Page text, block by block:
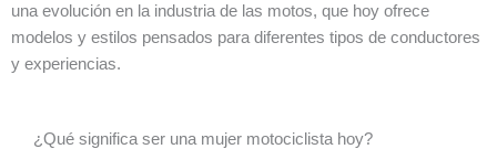
una evolución en la industria de las motos, que hoy ofrece
modelos y estilos pensados para diferentes tipos de conductores
y experiencias.
¿Qué significa ser una mujer motociclista hoy?